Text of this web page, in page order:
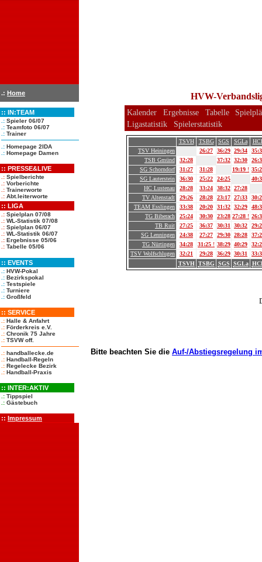
.: Home
:: IN:TEAM
.: Spieler 06/07
.: Teamfoto 06/07
.: Trainer
.: Homepage 2IDA
.: Homepage Damen
:: PRESSE&LIVE
.: Spielberichte
.: Vorberichte
.: Trainerworte
.: Abt.leiterworte
:: LIGA
.: Spielplan 07/08
.: WL-Statistik 07/08
.: Spielplan 06/07
.: WL-Statistik 06/07
.: Ergebnisse 05/06
.: Tabelle 05/06
:: EVENTS
.: HVW-Pokal
.: Bezirkspokal
.: Testspiele
.: Turniere
.: Großfeld
:: SERVICE
.: Halle & Anfahrt
.: Förderkreis e.V.
.: Chronik 75 Jahre
.: TSVW off.
.: handballecke.de
.: Handball-Regeln
.: Regelecke Bezirk
.: Handball-Praxis
:: INTER:AKTIV
.: Tippspiel
.: Gästebuch
:: Impressum
HVW-
Kalender Ergebnisse Tabelle
Ligastatistik
Spielerstatistik
TSVH TSBG SGS SGLa
TSV Heiningen
26:27 36:29 29:34
TSB Gmünd
32:28 37:32 32:30
SG Schorndorf
31:27 31:28 19:19 !
SG Lauterstein
36:30 25:22 24:25
HC Lustenau
28:28 33:24 38:32 27:28
TV Altenstadt
29:26 28:28 23:17 27:33
TEAM Esslingen
33:38 20:20 31:32 32:29
TG Biberach
25:24 30:30 23:28 27:28 !
TB Ruit
27:25 36:37 30:31 30:32
SG Lenningen
24:38 27:27 29:30 28:28
TG Nürtingen
34:28 31:25 ! 38:29 40:29
TSV Wolfschlugen
32:21 29:28 36:29 30:31
TSVH TSBG SGS SGLa
Bitte beachten Sie die Auf-/Abstiegsregelung